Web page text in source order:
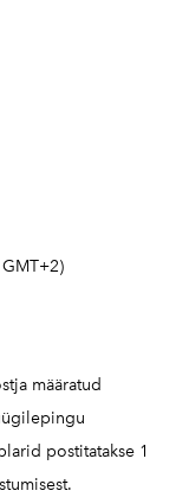
määratud
postitatakse 1